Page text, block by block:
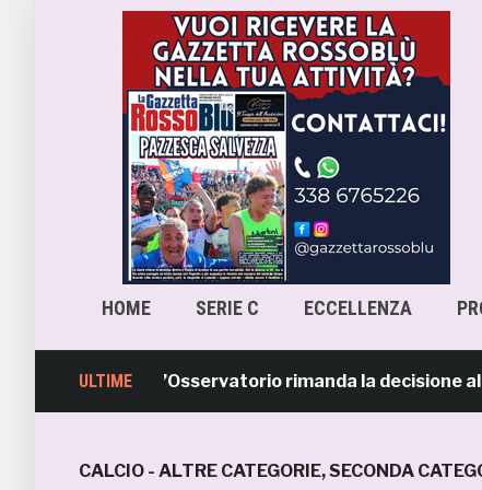
HOME SERIE C ECCELLENZA
ULTIME
Samb, l’Osservatorio rimanda la decisione al
CALCIO - ALTRE CATEGORIE,SECONDA